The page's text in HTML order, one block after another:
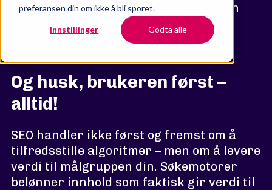
preferansen din om ikke å bli sporet.
Innstillinger Godta alle
opplever innholdet ditt – noe som igjen
påvirker rangeringene indirekte.
Og husk, brukeren først –
alltid!
SEO handler ikke først og fremst om å
tilfredsstille algoritmer – men om å levere
verdi til målgruppen din. Søkemotorer
belønner innhold som faktisk gir verdi til